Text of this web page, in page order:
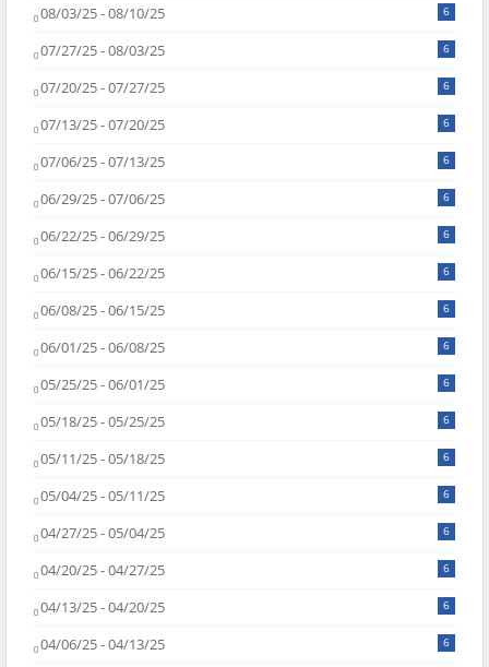
08/03/25 - 08/10/25 6
07/27/25 - 08/03/25 6
07/20/25 - 07/27/25 6
07/13/25 - 07/20/25 6
07/06/25 - 07/13/25 6
06/29/25 - 07/06/25 6
06/22/25 - 06/29/25 6
06/15/25 - 06/22/25 6
06/08/25 - 06/15/25 6
06/01/25 - 06/08/25 6
05/25/25 - 06/01/25 6
05/18/25 - 05/25/25 6
05/11/25 - 05/18/25 6
05/04/25 - 05/11/25 6
04/27/25 - 05/04/25 6
04/20/25 - 04/27/25 6
04/13/25 - 04/20/25 6
04/06/25 - 04/13/25 6